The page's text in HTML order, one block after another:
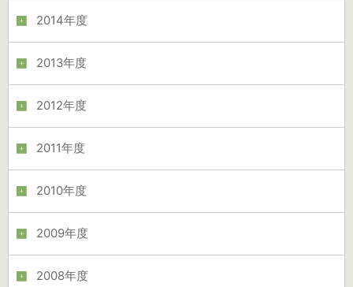
2014年度
2013年度
2012年度
2011年度
2010年度
2009年度
2008年度